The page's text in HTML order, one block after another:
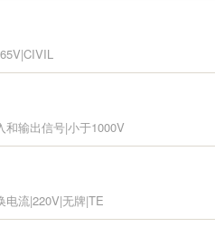
输出信号|小于1000V
电流|220V|无牌|TE